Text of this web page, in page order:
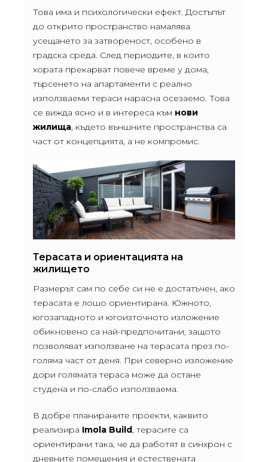
Това има и психологически ефект. Достъпът
до открито пространство намалява
усещането за затвореност, особено в
градска среда. След периодите, в които
хората прекарват повече време у дома,
търсенето на апартаменти с реално
използваеми тераси нарасна осезаемо. Това
се вижда ясно и в интереса към нови
жилища, където външните пространства са
част от концепцията, а не компромис.
Терасата и ориентацията на
жилището
Размерът сам по себе си не е достатъчен, ако
терасата е лошо ориентирана. Южното,
югозападното и югоизточното изложение
обикновено са най-предпочитани, защото
позволяват използване на терасата през по-
голяма част от деня. При северно изложение
дори голямата тераса може да остане
студена и по-слабо използваема.
В добре планираните проекти, каквито
реализира Imola Build, терасите са
ориентирани така, че да работят в синхрон с
дневните помещения и естествената